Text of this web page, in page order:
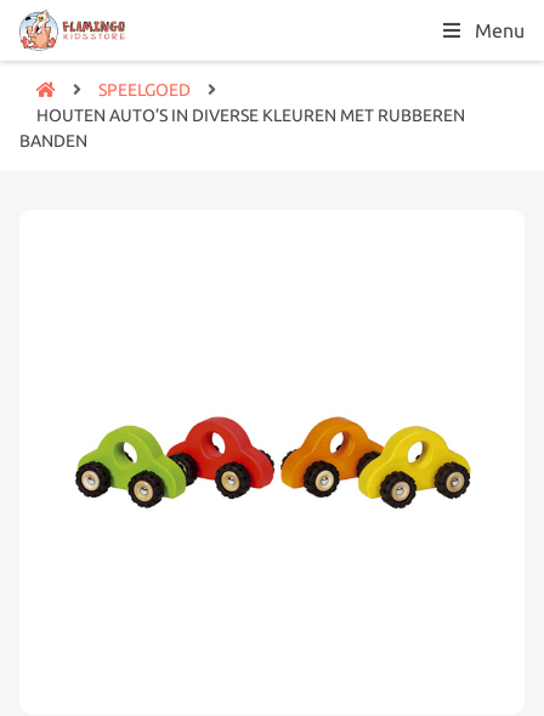
Menu
SPEELGOED
HOUTEN AUTO’S IN DIVERSE KLEUREN MET RUBBEREN
BANDEN